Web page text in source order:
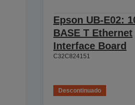
Epson UB-E02:
BASE T Ethernet
Interface Board
C32C824151
Descontinuado